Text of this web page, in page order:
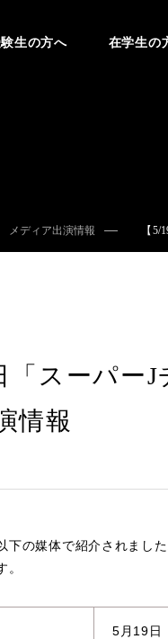
生の方へ 在学生の
メディア出演情報 【
「スーパー
情報
の媒体で紹介されました
5月19日